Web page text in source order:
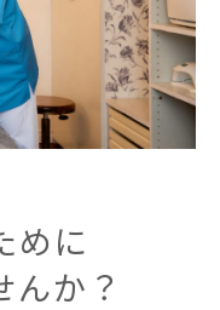
めに
んか？